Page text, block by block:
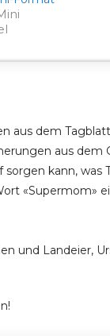
aus dem
aus dem
kann, was
«Supermom»
und Landeier,